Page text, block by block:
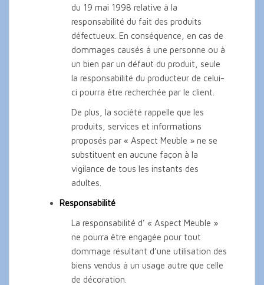
du 19 mai 1998 relative à la
responsabilité du fait des produits
défectueux. En conséquence, en cas de
dommages causés à une personne ou à
un bien par un défaut du produit, seule
la responsabilité du producteur de celui-
ci pourra être recherchée par le client.
De plus, la société rappelle que les
produits, services et informations
proposés par « Aspect Meuble » ne se
substituent en aucune façon à la
vigilance de tous les instants des
adultes.
Responsabilité
La responsabilité d’ « Aspect Meuble »
ne pourra être engagée pour tout
dommage résultant d’une utilisation des
biens vendus à un usage autre que celle
de décoration.